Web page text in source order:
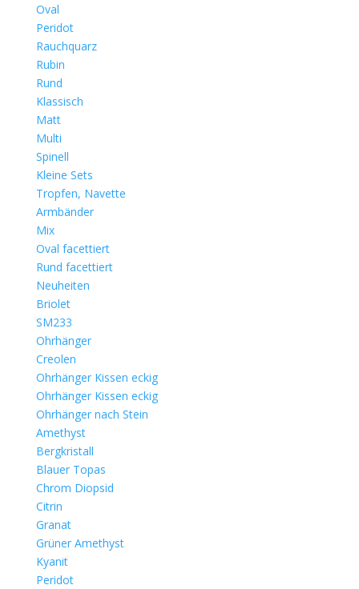
Oval
Peridot
Rauchquarz
Rubin
Rund
Klassisch
Matt
Multi
Spinell
Kleine Sets
Tropfen, Navette
Armbänder
Mix
Oval facettiert
Rund facettiert
Neuheiten
Briolet
SM233
Ohrhänger
Creolen
Ohrhänger Kissen eckig
Ohrhänger Kissen eckig
Ohrhänger nach Stein
Amethyst
Bergkristall
Blauer Topas
Chrom Diopsid
Citrin
Granat
Grüner Amethyst
Kyanit
Peridot